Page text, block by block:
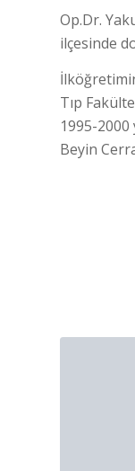
Op.Dr.
ilçesinde
Tıp
1995-2000
Beyin